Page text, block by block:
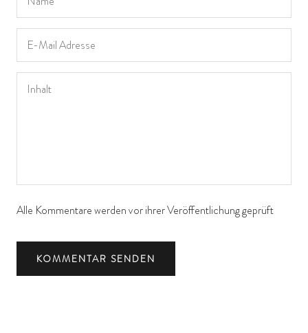
Alle Kommentare werden vor ihrer Veröffentlichung geprüft
KOMMENTAR SENDEN